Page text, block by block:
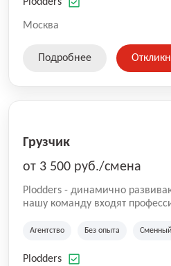
Москва
Подробнее
Грузчик
от 3 500 руб./смена
Plodders - динамично
нашу команду входят
на рынке аутсорсинга, а
оказываемых услуг.
Агентство Без опыта
Plodders